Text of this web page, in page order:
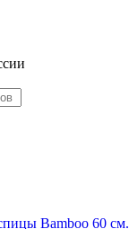
Bamboo 60 см.